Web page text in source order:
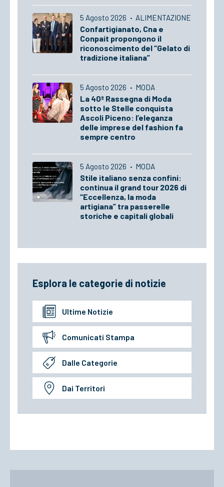
5 Agosto 2026 · ALIMENTAZIONE
Confartigianato, Cna e
Conpait propongono il
riconoscimento del “Gelato di
tradizione italiana”
5 Agosto 2026 · MODA
La 40ª Rassegna di Moda
sotto le Stelle conquista
Ascoli Piceno: l’eleganza
delle imprese del fashion fa
sempre centro
5 Agosto 2026 · MODA
Stile italiano senza confini:
continua il grand tour 2026 di
“Eccellenza, la moda
artigiana” tra passerelle
storiche e capitali globali
Esplora le categorie di notizie
Ultime Notizie
Comunicati Stampa
Dalle Categorie
Dai Territori